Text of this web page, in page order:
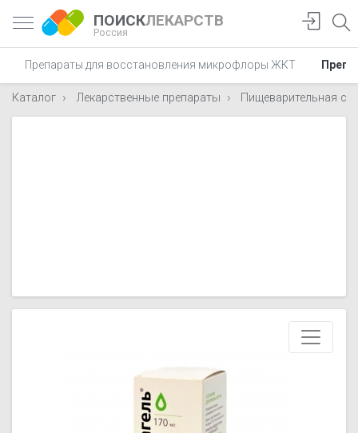
ПОИСКЛЕКАРСТВ
Россия
Препараты для восстановления микрофлоры ЖКТ
Каталог Лекарственные препараты Пищеварительная